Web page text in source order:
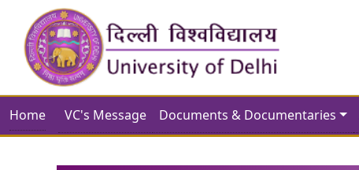
Home VC's Message Documents & Documentaries